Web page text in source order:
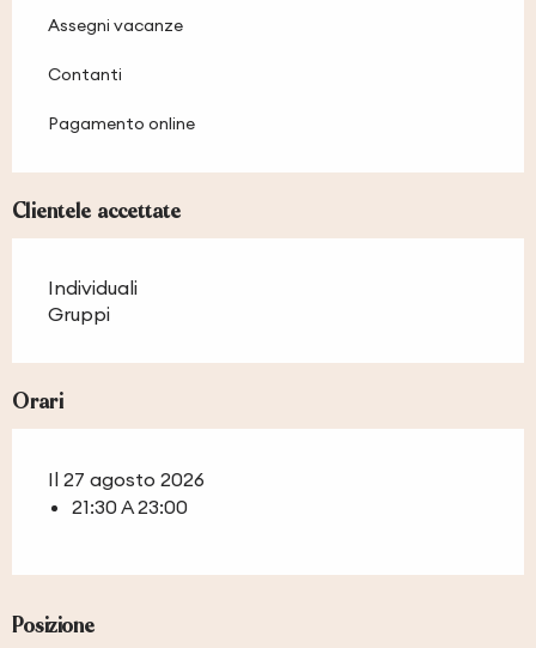
Assegni vacanze
Contanti
Pagamento online
Clientele accettate
Individuali
Gruppi
Orari
Il 27 agosto 2026
21:30 A 23:00
Posizione